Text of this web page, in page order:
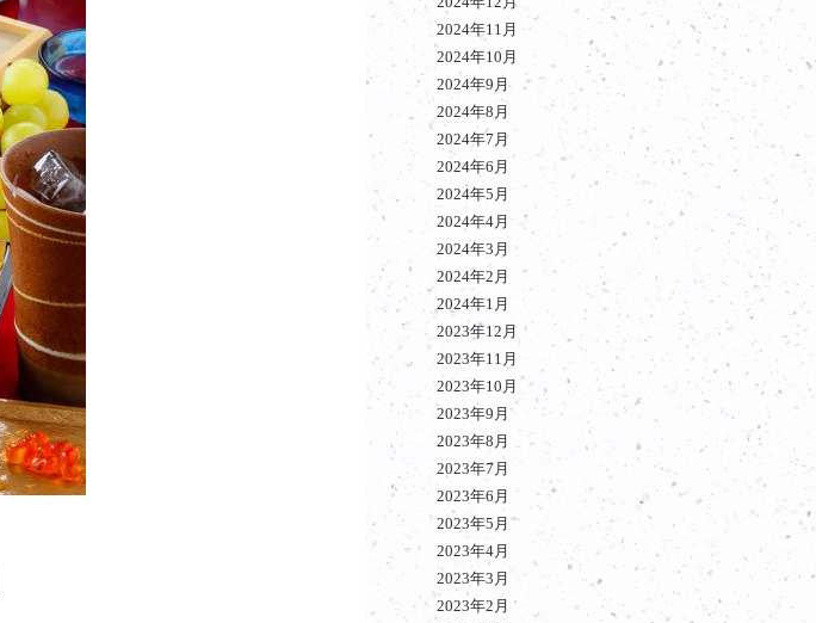
2024年11月
2024年10月
2024年9月
2024年8月
2024年7月
2024年6月
2024年5月
2024年4月
2024年3月
2024年2月
2024年1月
2023年12月
2023年11月
2023年10月
2023年9月
2023年8月
2023年7月
2023年6月
2023年5月
2023年4月
2023年3月
2023年2月